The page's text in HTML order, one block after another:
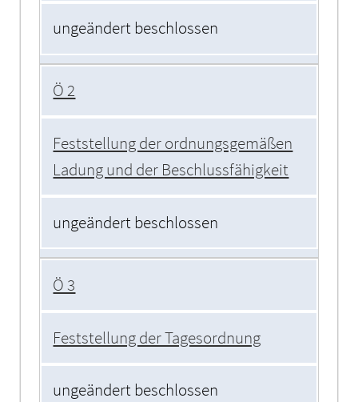
ungeändert beschlossen
Ö 2
Feststellung der ordnungsgemäßen
Ladung und der Beschlussfähigkeit
ungeändert beschlossen
Ö 3
Feststellung der Tagesordnung
ungeändert beschlossen